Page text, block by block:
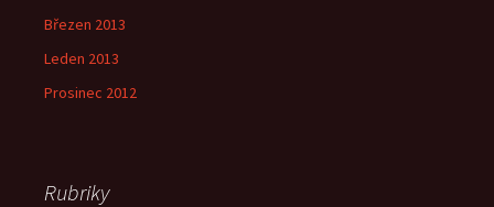
Březen 2013
Leden 2013
Prosinec 2012
Rubriky